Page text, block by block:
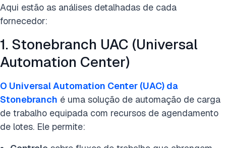
Aqui estão as análises detalhadas de cada
fornecedor:
1. Stonebranch UAC (Universal
Automation Center)
O Universal Automation Center (UAC) da
Stonebranch é uma solução de automação de carga
de trabalho equipada com recursos de agendamento
de lotes. Ele permite: